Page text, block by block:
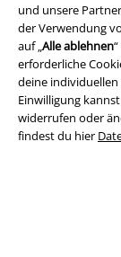
und unsere
der Verwendung
auf „Alle ablehnen
erforderliche
deine individuellen
Einwilligung
widerrufen oder
findest du hier
Impressum
Datenschutz
Entsorgung und